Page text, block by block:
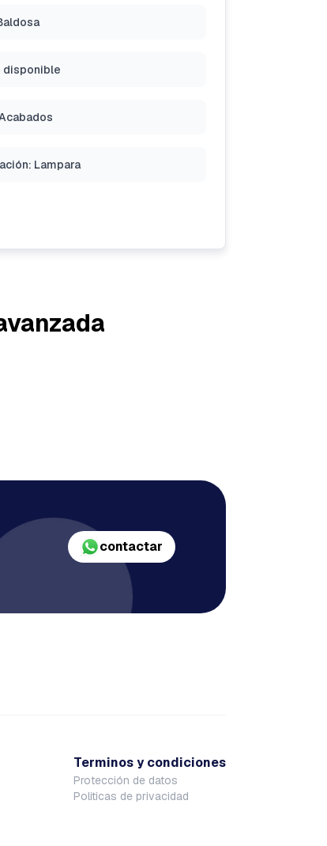
disponible
Lampara
contactar
Terminos y condiciones
Protección de datos
Politicas de privacidad